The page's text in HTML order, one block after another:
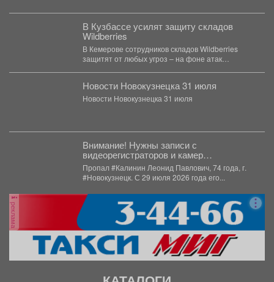
расстройства...
В Кузбассе усилят защиту складов
Wildberries
В Кемерове сотрудников складов Wildberries
защитят от любых угроз – на фоне атак
Новости Новокузнецка 31 июля
Новости Новокузнецка 31 июля
Внимание! Нужны записи с
видеорегистраторов и камер
видеонаблюдения!
Пропал #Калинин Леонид Павлович, 74 года, г.
#Новокузнецк. С 29 июля 2026 года его...
реклама